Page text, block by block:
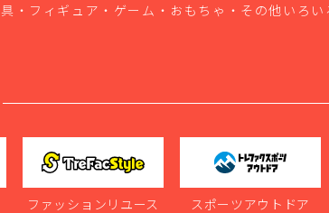
具・フィギュア・ゲーム・おもちゃ・その他いろい
ファッションリユース
スポーツアウトドア